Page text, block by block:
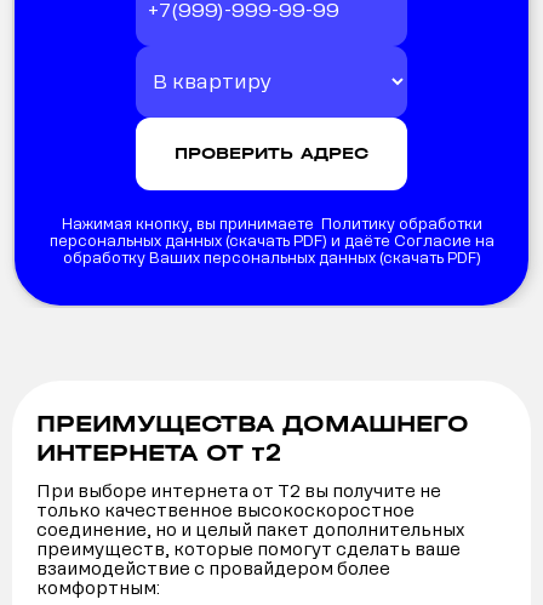
Нажимая кнопку, вы принимаете Политику обработки
персональных данных (скачать PDF) и даёте Согласие на
обработку Ваших персональных данных (скачать PDF)
ПРЕИМУЩЕСТВА ДОМАШНЕГО
ИНТЕРНЕТА ОТ т2
При выборе интернета от Т2 вы получите не
только качественное высокоскоростное
соединение, но и целый пакет дополнительных
преимуществ, которые помогут сделать ваше
взаимодействие с провайдером более
комфортным: